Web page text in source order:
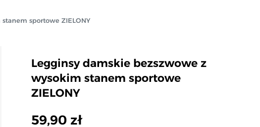
sportowe ZIELONY
Legginsy damskie bezszwowe z
wysokim stanem sportowe
ZIELONY
59,90 zł